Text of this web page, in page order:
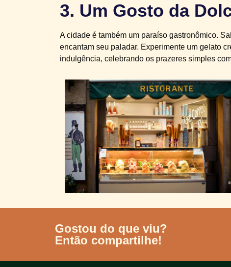
3. Um Gosto da
A cidade é também um paraíso gastronômico.
encantam seu paladar. Experimente um gelato
indulgência, celebrando os prazeres simples
Gostou do que viu?
Então compartilhe!